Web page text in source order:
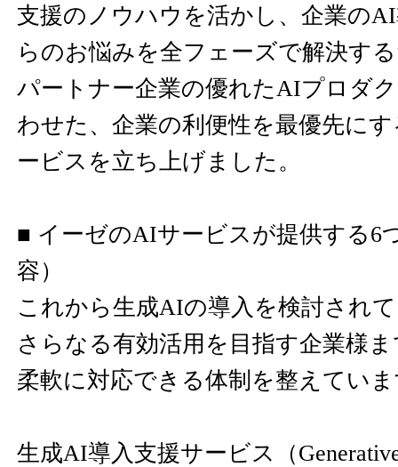
支援のノウハウを活かし、企業の
らのお悩みを全フェーズで解決す
パートナー企業の優れたAIプロダ
わせた、企業の利便性を最優先に
ービスを立ち上げました。
■ イーゼのAIサービスが提供する6
容）
これから生成AIの導入を検討され
さらなる有効活用を目指す企業様
柔軟に対応できる体制を整えてい
生成AI導入支援サービス（